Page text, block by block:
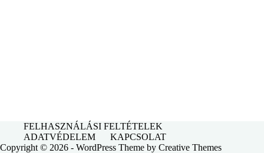
FELHASZNÁLÁSI FELTÉTELEK
ADATVÉDELEM
KAPCSOLAT
Copyright © 2026 - WordPress Theme by Creative Themes